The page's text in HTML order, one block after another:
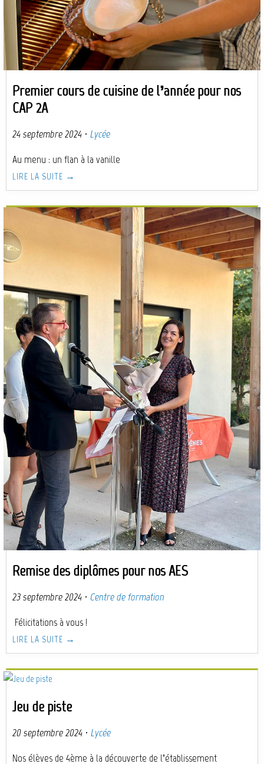
Premier cours de cuisine de l’année pour nos
CAP 2A
24 septembre 2024 · Lycée
Au menu : un flan à la vanille
LIRE LA SUITE →
Remise des diplômes pour nos AES
23 septembre 2024 · Centre de formation
Félicitations à vous !
LIRE LA SUITE →
Jeu de piste
20 septembre 2024 · Lycée
Nos élèves de 4ème à la découverte de l’établissement